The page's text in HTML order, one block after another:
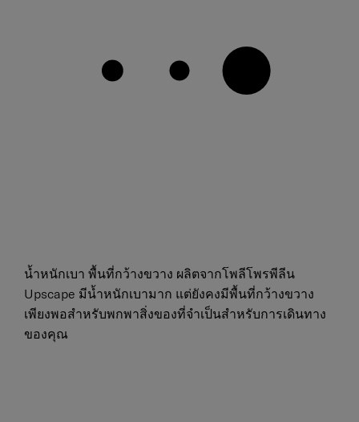
น้ำหนักเบา พื้นที่กว้างขวาง ผลิตจากโพลีโพรพีลีน
Upscape มีน้ำหนักเบามาก แต่ยังคงมีพื้นที่กว้างขวาง
เพียงพอสำหรับพกพาสิ่งของที่จำเป็นสำหรับการเดินทาง
ของคุณ